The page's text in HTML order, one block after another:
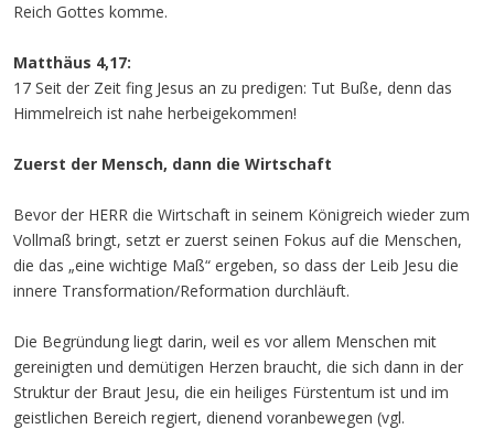
Reich Gottes komme.
Matthäus 4,17:
17 Seit der Zeit fing Jesus an zu predigen: Tut Buße, denn das
Himmelreich ist nahe herbeigekommen!
Zuerst der Mensch, dann die Wirtschaft
Bevor der HERR die Wirtschaft in seinem Königreich wieder zum
Vollmaß bringt, setzt er zuerst seinen Fokus auf die Menschen,
die das „eine wichtige Maß“ ergeben, so dass der Leib Jesu die
innere Transformation/Reformation durchläuft.
Die Begründung liegt darin, weil es vor allem Menschen mit
gereinigten und demütigen Herzen braucht, die sich dann in der
Struktur der Braut Jesu, die ein heiliges Fürstentum ist und im
geistlichen Bereich regiert, dienend voranbewegen (vgl.